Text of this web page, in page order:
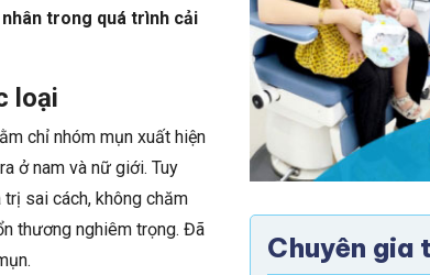
trong quá trình cải
loại
chỉ nhóm mụn xuất hiện
ở nam và nữ giới. Tuy
sai cách, không chăm
thương nghiêm trọng. Đã
Chuyên gia